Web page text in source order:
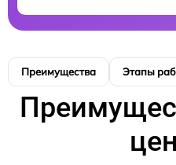
Преимущества Этапы